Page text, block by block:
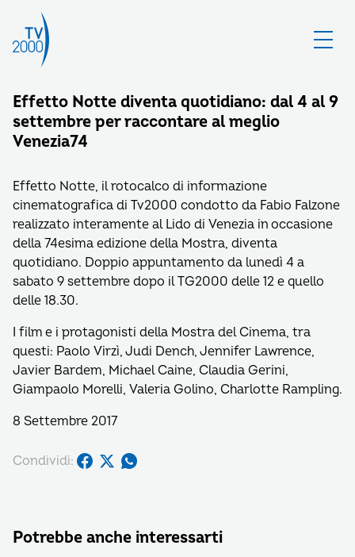
Effetto Notte diventa quotidiano: dal 4 al 9
settembre per raccontare al meglio
Venezia74
Effetto Notte, il rotocalco di informazione
cinematografica di Tv2000 condotto da Fabio Falzone
realizzato interamente al Lido di Venezia in occasione
della 74esima edizione della Mostra, diventa
quotidiano. Doppio appuntamento da lunedì 4 a
sabato 9 settembre dopo il TG2000 delle 12 e quello
delle 18.30.
I film e i protagonisti della Mostra del Cinema, tra
questi: Paolo Virzì, Judi Dench, Jennifer Lawrence,
Javier Bardem, Michael Caine, Claudia Gerini,
Giampaolo Morelli, Valeria Golino, Charlotte Rampling.
8 Settembre 2017
Condividi:
Potrebbe anche interessarti